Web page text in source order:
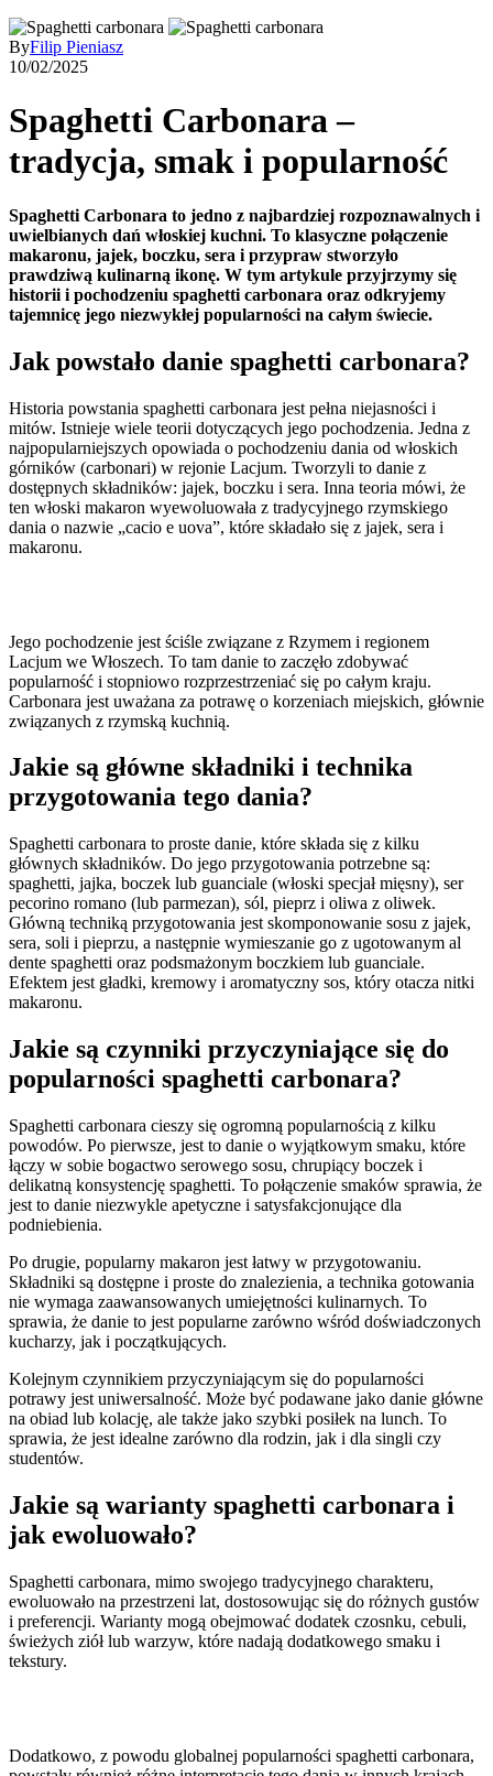
ByFilip Pieniasz
10/02/2025
Spaghetti Carbonara –
tradycja, smak i popularność
Spaghetti Carbonara to jedno z najbardziej rozpoznawalnych i
uwielbianych dań włoskiej kuchni. To klasyczne połączenie
makaronu, jajek, boczku, sera i przypraw stworzyło
prawdziwą kulinarną ikonę. W tym artykule przyjrzymy się
historii i pochodzeniu spaghetti carbonara oraz odkryjemy
tajemnicę jego niezwykłej popularności na całym świecie.
Jak powstało danie spaghetti carbonara?
Historia powstania spaghetti carbonara jest pełna niejasności i
mitów. Istnieje wiele teorii dotyczących jego pochodzenia. Jedna z
najpopularniejszych opowiada o pochodzeniu dania od włoskich
górników (carbonari) w rejonie Lacjum. Tworzyli to danie z
dostępnych składników: jajek, boczku i sera. Inna teoria mówi, że
ten włoski makaron wyewoluowała z tradycyjnego rzymskiego
dania o nazwie „cacio e uova”, które składało się z jajek, sera i
makaronu.
Jego pochodzenie jest ściśle związane z Rzymem i regionem
Lacjum we Włoszech. To tam danie to zaczęło zdobywać
popularność i stopniowo rozprzestrzeniać się po całym kraju.
Carbonara jest uważana za potrawę o korzeniach miejskich, głównie
związanych z rzymską kuchnią.
Jakie są główne składniki i technika
przygotowania tego dania?
Spaghetti carbonara to proste danie, które składa się z kilku
głównych składników. Do jego przygotowania potrzebne są:
spaghetti, jajka, boczek lub guanciale (włoski specjał mięsny), ser
pecorino romano (lub parmezan), sól, pieprz i oliwa z oliwek.
Główną techniką przygotowania jest skomponowanie sosu z jajek,
sera, soli i pieprzu, a następnie wymieszanie go z ugotowanym al
dente spaghetti oraz podsmażonym boczkiem lub guanciale.
Efektem jest gładki, kremowy i aromatyczny sos, który otacza nitki
makaronu.
Jakie są czynniki przyczyniające się do
popularności spaghetti carbonara?
Spaghetti carbonara cieszy się ogromną popularnością z kilku
powodów. Po pierwsze, jest to danie o wyjątkowym smaku, które
łączy w sobie bogactwo serowego sosu, chrupiący boczek i
delikatną konsystencję spaghetti. To połączenie smaków sprawia, że
jest to danie niezwykle apetyczne i satysfakcjonujące dla
podniebienia.
Po drugie, popularny makaron jest łatwy w przygotowaniu.
Składniki są dostępne i proste do znalezienia, a technika gotowania
nie wymaga zaawansowanych umiejętności kulinarnych. To
sprawia, że danie to jest popularne zarówno wśród doświadczonych
kucharzy, jak i początkujących.
Kolejnym czynnikiem przyczyniającym się do popularności
potrawy jest uniwersalność. Może być podawane jako danie główne
na obiad lub kolację, ale także jako szybki posiłek na lunch. To
sprawia, że jest idealne zarówno dla rodzin, jak i dla singli czy
studentów.
Jakie są warianty spaghetti carbonara i
jak ewoluowało?
Spaghetti carbonara, mimo swojego tradycyjnego charakteru,
ewoluowało na przestrzeni lat, dostosowując się do różnych gustów
i preferencji. Warianty mogą obejmować dodatek czosnku, cebuli,
świeżych ziół lub warzyw, które nadają dodatkowego smaku i
tekstury.
Dodatkowo, z powodu globalnej popularności spaghetti carbonara,